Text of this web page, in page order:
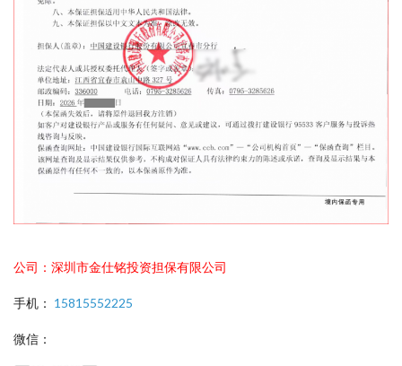
公司：深圳市金仕铭投资担保有限公司
手机： 15815552225
微信：